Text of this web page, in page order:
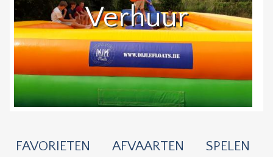
Verhuur
FAVORIETEN AFVAARTEN SPELEN